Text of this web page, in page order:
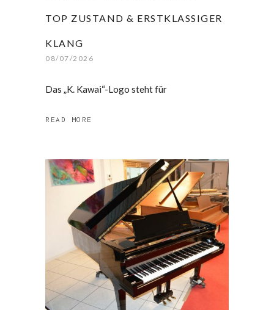
TOP ZUSTAND & ERSTKLASSIGER
KLANG
08/07/2026
Das „K. Kawai“-Logo steht für
READ MORE